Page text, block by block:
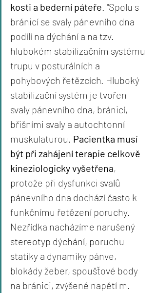
kosti a bederní páteře . "Spolu s
bránicí se svaly pánevního dna
podílí na dýchání a na tzv.
hlubokém stabilizačním systému
trupu v posturálních a
pohybových řetězcích. Hluboký
stabilizační systém je tvořen
svaly pánevního dna, bránicí,
břišními svaly a autochtonní
muskulaturou. Pacientka musí
být při zahájení terapie celkově
kineziologicky vyšetřena,
protože při dysfunkci svalů
pánevního dna dochází často k
funkčnímu řetězení poruchy.
Nezřídka nacházíme narušený
stereotyp dýchání, poruchu
statiky a dynamiky pánve,
blokády žeber, spoušťové body
na bránici, zvýšené napětí m.